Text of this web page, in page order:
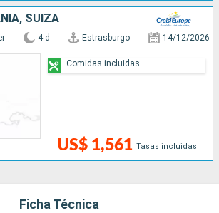
SUIZA
4 d Estrasburgo 14/12/2026
US$ 1,561 Tasas incluidas
Comidas incluidas
Ficha Técnica